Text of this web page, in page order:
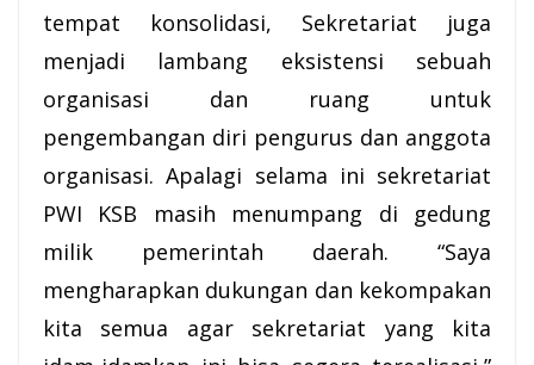
tempat konsolidasi, Sekretariat juga
menjadi lambang eksistensi sebuah
organisasi dan ruang untuk
pengembangan diri pengurus dan anggota
organisasi. Apalagi selama ini sekretariat
PWI KSB masih menumpang di gedung
milik pemerintah daerah. “Saya
mengharapkan dukungan dan kekompakan
kita semua agar sekretariat yang kita